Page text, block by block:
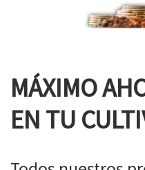
MÁXIMO
EN TU